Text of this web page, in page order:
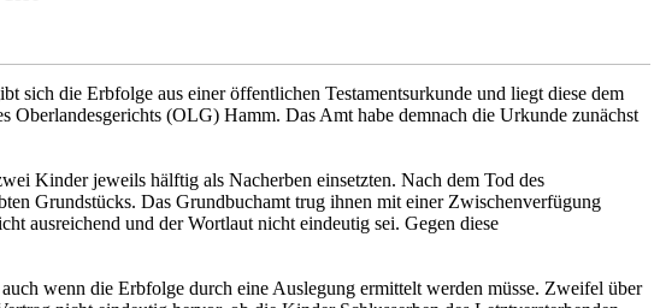
die Erbfolge aus einer öffentlichen Testamentsurkunde und liegt diese dem
(OLG) Hamm. Das Amt habe demnach die Urkunde zunächst
Kinder jeweils hälftig als Nacherben einsetzten. Nach dem Tod des
Grundstücks. Das Grundbuchamt trug ihnen mit einer Zwischenverfügung
ausreichend und der Wortlaut nicht eindeutig sei. Gegen diese
wenn die Erbfolge durch eine Auslegung ermittelt werden müsse. Zweifel über